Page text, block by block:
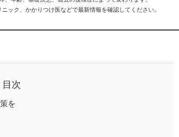
ック、かかりつけ医などで最新情報を確認してください。
目次
を